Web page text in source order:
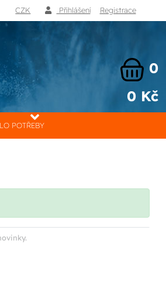
CZK Přihlášení Registrace
0
0 Kč
POTŘEBY